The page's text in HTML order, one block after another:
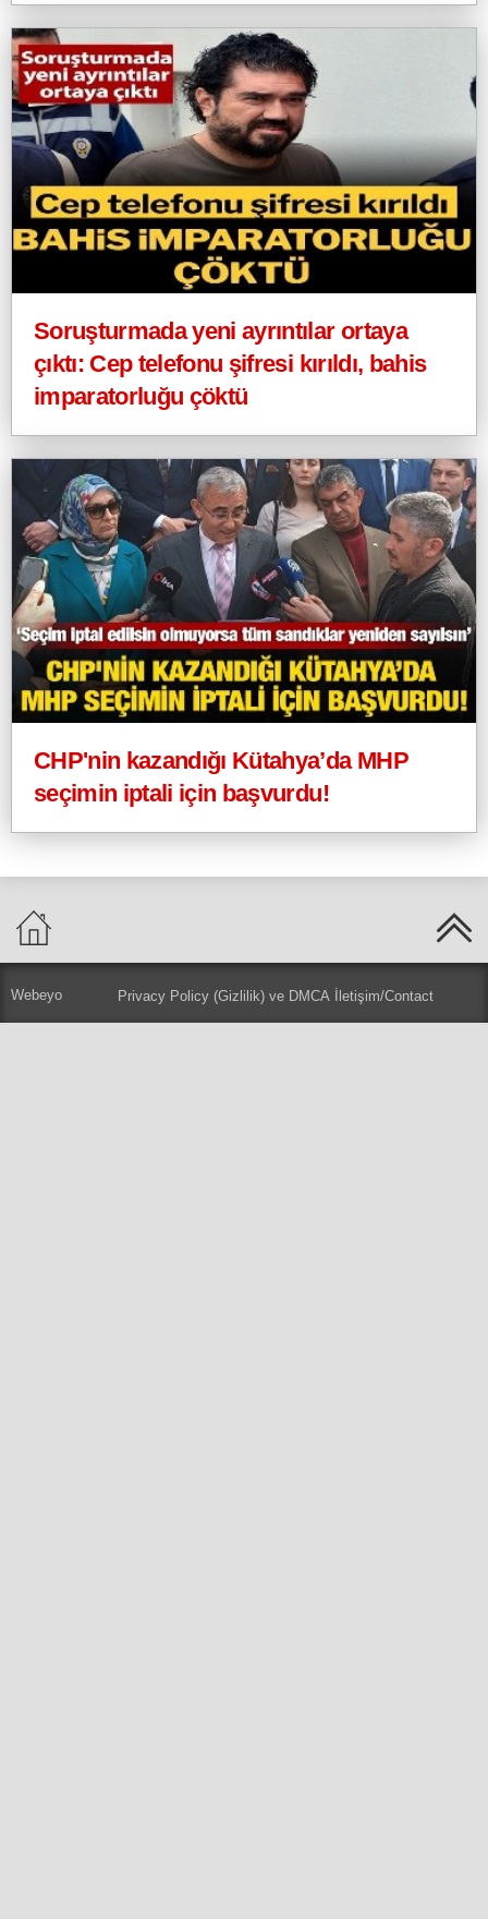
Soruşturmada yeni ayrıntılar ortaya
çıktı: Cep telefonu şifresi kırıldı, bahis
imparatorluğu çöktü
CHP'nin kazandığı Kütahya’da MHP
seçimin iptali için başvurdu!
Webeyo Privacy Policy (Gizlilik) ve DMCA İletişim/Contact